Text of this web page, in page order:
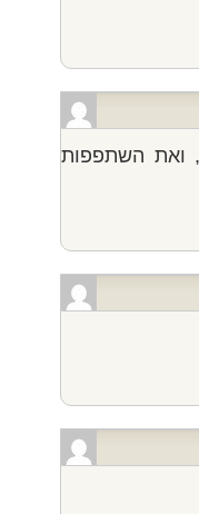
ואת השתפפות